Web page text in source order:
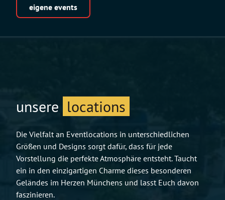
eigene events
unsere locations
Die Vielfalt an Eventlocations in unterschiedlichen
Größen und Designs sorgt dafür, dass für jede
Vorstellung die perfekte Atmosphäre entsteht. Taucht
ein in den einzigartigen Charme dieses besonderen
Geländes im Herzen Münchens und lasst Euch davon
faszinieren.